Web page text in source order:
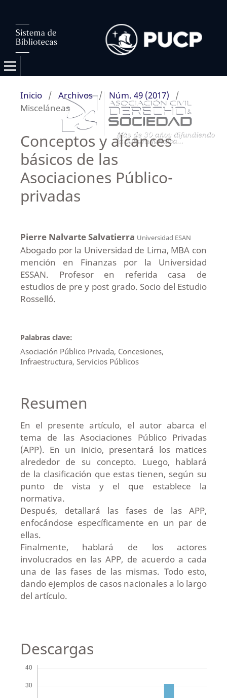
Inicio / Archivos / Núm. 49 (2017)
/
Misceláneas
Conceptos y alcances
básicos de las
Asociaciones Público-
privadas
Pierre Nalvarte Salvatierra Universidad ESAN
Abogado por la Universidad de Lima, MBA con
mención en Finanzas por la Universidad
ESSAN. Profesor en referida casa de
estudios de pre y post grado. Socio del Estudio
Rosselló.
Palabras clave:
Asociación Público Privada, Concesiones,
Infraestructura, Servicios Públicos
Resumen
En el presente artículo, el autor abarca el
tema de las Asociaciones Público Privadas
(APP). En un inicio, presentará los matices
alrededor de su concepto. Luego, hablará
de la clasificación que estas tienen, según su
punto de vista y el que establece la
normativa.
Después, detallará las fases de las APP,
enfocándose específicamente en un par de
ellas.
Finalmente, hablará de los actores
involucrados en las APP, de acuerdo a cada
una de las fases de las mismas. Todo esto,
dando ejemplos de casos nacionales a lo largo
del artículo.
Descargas